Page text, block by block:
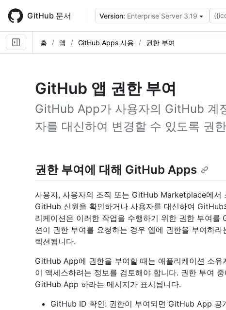
main
content
GitHub 문서 Version: Enterprise Server 3.19
홈 앱 GitHub Apps 사용 권한 부여
GitHub 앱 권한 부여
GitHub App가 사용자의 GitHub 계
자를 대신하여 변경할 수 있도록 권
권한 부여에 대해 GitHub Apps
사용자, 사용자의 조직 또는 GitHub Marketplace에서
GitHub 신원을 확인하거나 사용자를 대신하여
리케이션은 이러한 작업을 수행하기 위한 권한 부여
션이 권한 부여를 요청하는 경우 앱에 권한을 부여하
렉션됩니다.
GitHub App에 권한을 부여할 때는 애플리케이션 소
이 액세스하려는 정보를 검토해야 합니다. 권한 부여
GitHub App 하라는 메시지가 표시됩니다.
GitHub ID 확인: 권한이 부여되면 GitHub App 공